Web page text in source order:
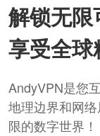
解锁无限
享受全球
AndyVPN是您
地理边界和网
限的数字世界！